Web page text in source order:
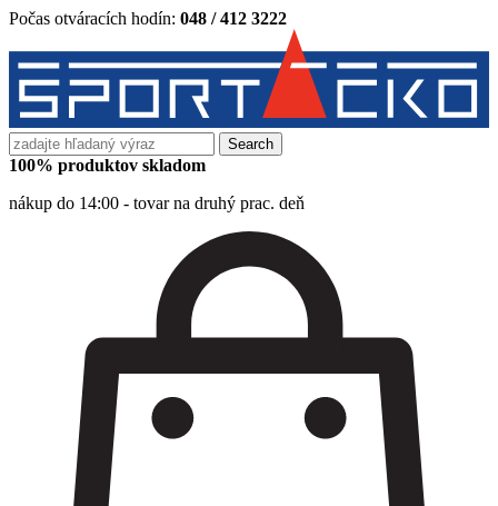
Počas otváracích hodín: 048 / 412 3222
Search
for:
100% produktov skladom
nákup do 14:00 - tovar na druhý prac. deň